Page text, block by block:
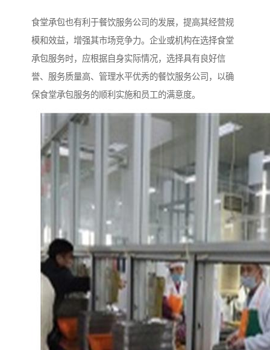
食堂承包也有利于餐饮服务公司的发展，提高其经营规
模和效益，增强其市场竞争力。企业或机构在选择食堂
承包服务时，应根据自身实际情况，选择具有良好信
誉、服务质量高、管理水平优秀的餐饮服务公司，以确
保食堂承包服务的顺利实施和员工的满意度。